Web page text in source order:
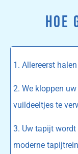
HOE
1. Allereerst
2. We kloppen
vuildeeltjes te
3. Uw tapijt
moderne